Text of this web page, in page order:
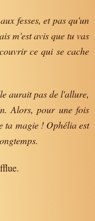
fesses, et pas qu'un
m'est avis que tu vas
ce qui se cache
aurait pas de l'allure,
Alors, pour une fois
ta magie ! Ophélia est